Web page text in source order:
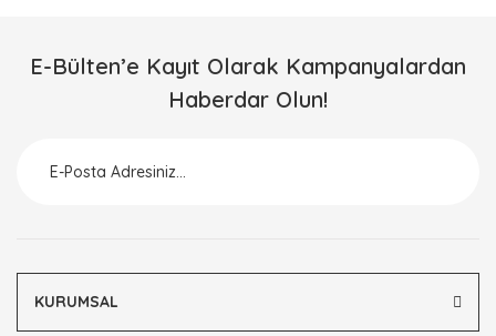
E-Bülten’e Kayıt Olarak Kampanyalardan
Haberdar Olun!
KURUMSAL